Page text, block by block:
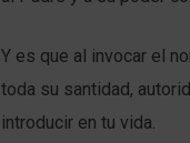
Y es que al invocar el
toda su santidad,
introducir en tu vida.